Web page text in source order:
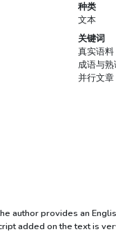
种类
文本
关键词
真实语料
成语与熟
并行文章
author provides an
added on the text is